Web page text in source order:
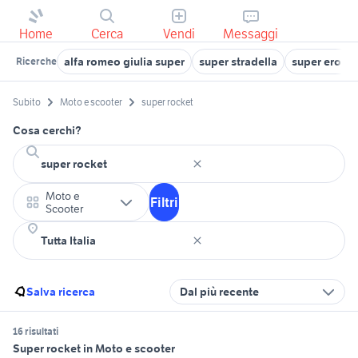
Home Cerca Vendi Messaggi
Ricerche alfa romeo giulia super super stradella super
Subito Moto e scooter super rocket
Cosa cerchi?
Moto e
Scooter
Filtri
Salva ricerca Dal più recente
16 risultati
Super rocket in Moto e scooter